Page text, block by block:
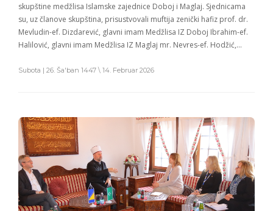
skupštine medžlisa Islamske zajednice Doboj i Maglaj. Sjednicama
su, uz članove skupština, prisustvovali muftija zenički hafiz prof. dr.
Mevludin-ef. Dizdarević, glavni imam Medžlisa IZ Doboj Ibrahim-ef.
Halilović, glavni imam Medžlisa IZ Maglaj mr. Nevres-ef. Hodžić,…
Subota | 26. Ša'ban 1447 \ 14. Februar 2026